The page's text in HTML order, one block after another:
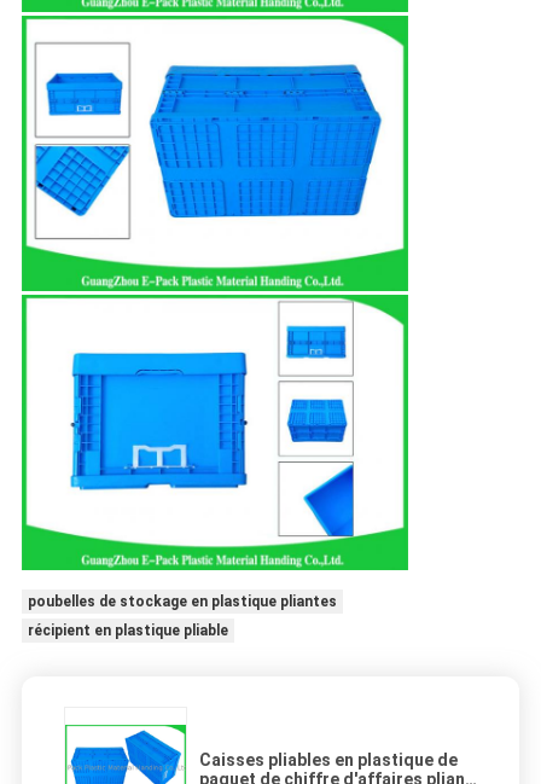
poubelles de stockage en plastique pliantes
récipient en plastique pliable
Caisses pliables en plastique de
paquet de chiffre d'affaires pliant